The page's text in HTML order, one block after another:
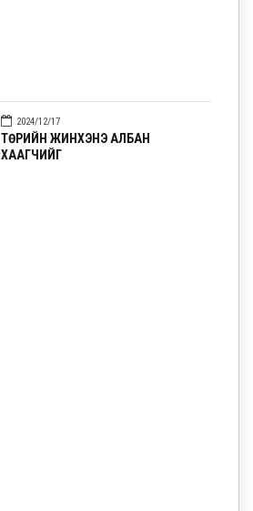
2024/12/17
ТӨРИЙН ЖИНХЭНЭ АЛБАН
ХААГЧИЙГ